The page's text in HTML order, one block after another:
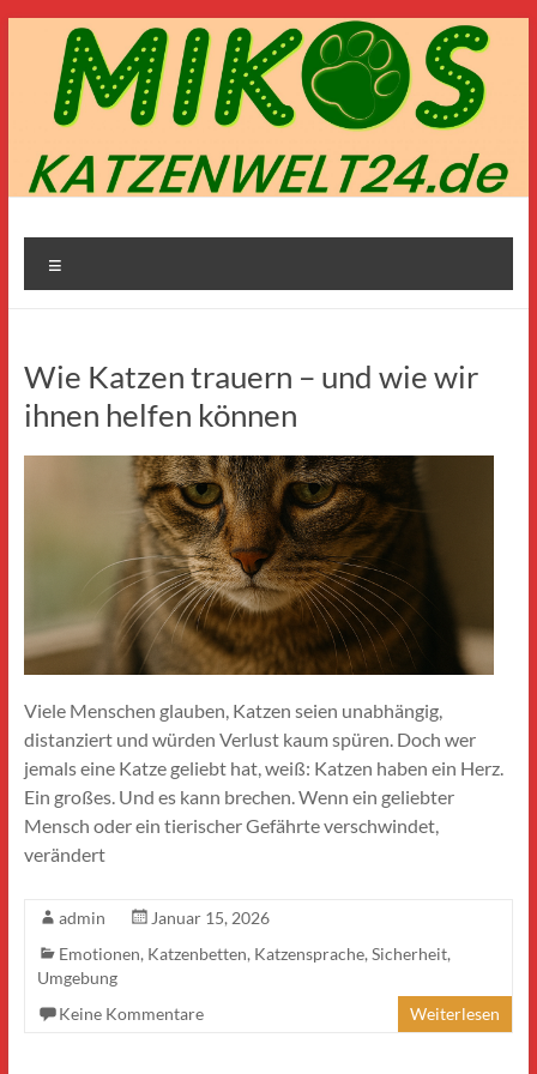
springen
Mikos-
Katzenwelt24.de
Wie Katzen trauern – und wie wir
ihnen helfen können
Viele Menschen glauben, Katzen seien unabhängig,
distanziert und würden Verlust kaum spüren. Doch wer
jemals eine Katze geliebt hat, weiß: Katzen haben ein Herz.
Ein großes. Und es kann brechen. Wenn ein geliebter
Mensch oder ein tierischer Gefährte verschwindet,
verändert
admin
Januar 15, 2026
Emotionen, Katzenbetten, Katzensprache,Sicherheit,
Umgebung
Keine Kommentare
Weiterlesen